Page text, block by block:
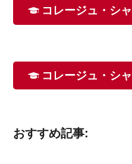
コレージュ・シ
コレージュ・シ
おすすめ記事: